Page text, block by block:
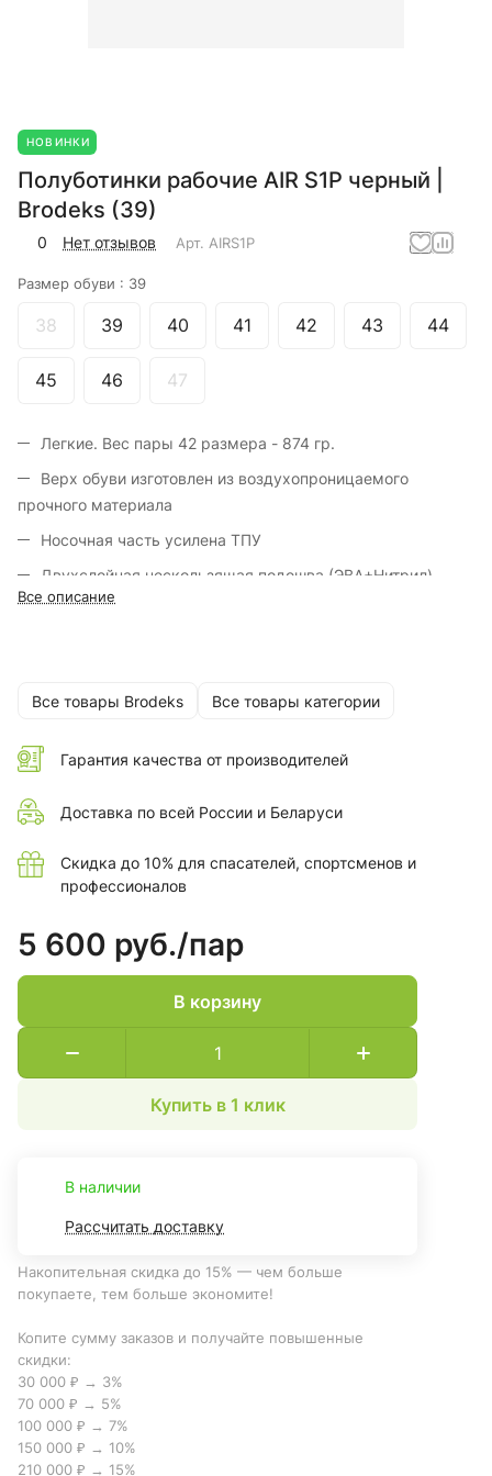
НОВИНКИ
Полуботинки рабочие AIR S1P черный |
Brodeks (39)
0 Нет отзывов Арт. AIRS1P
Размер обуви : 39
38 39 40 41 42 43 44
45 46 47
Легкие. Вес пары 42 размера - 874 гр.
Верх обуви изготовлен из воздухопроницаемого
прочного материала
Носочная часть усилена ТПУ
Двухслойная нескользящая подошва (ЭВА+Нитрил)
С защитой от статического напряжения ESD
Все описание
Все товары Brodeks Все товары категории
Гарантия качества от производителей
Доставка по всей России и Беларуси
Скидка до 10% для спасателей, спортсменов и
профессионалов
5 600 руб./пар
В корзину
Купить в 1 клик
В наличии
Рассчитать доставку
Накопительная скидка до 15% — чем больше
покупаете, тем больше экономите!
Копите сумму заказов и получайте повышенные
скидки:
30 000 ₽ → 3%
70 000 ₽ → 5%
100 000 ₽ → 7%
150 000 ₽ → 10%
210 000 ₽ → 15%